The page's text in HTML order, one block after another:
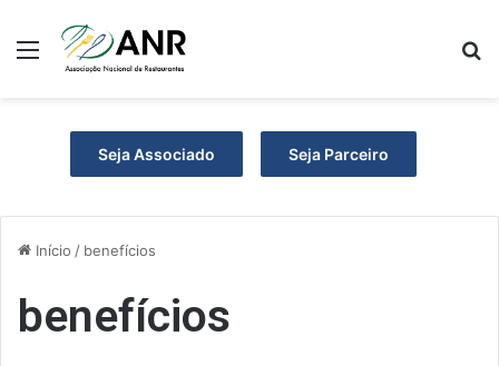
Menu
Seja Associado Seja Parceiro
Início / benefícios
benefícios